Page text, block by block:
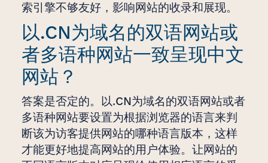
索引擎不够友好，影响网站的收录和展现。
以.CN为域名的双语网站或
者多语种网站一致呈现中文
网站？
答案是否定的。以.CN为域名的双语网站或者
多语种网站要设置为根据浏览器的语言来判
断该为访客提供网站的哪种语言版本，这样
才能更好地提高网站的用户体验。让网站的